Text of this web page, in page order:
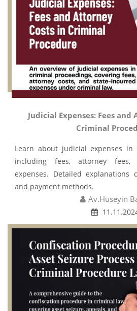
Judicial Expenses: Fees
Criminal
Learn about judicial expenses in
including fees, attorney
expenses. Detailed explanations
and payment methods.
Av.Hüseyin